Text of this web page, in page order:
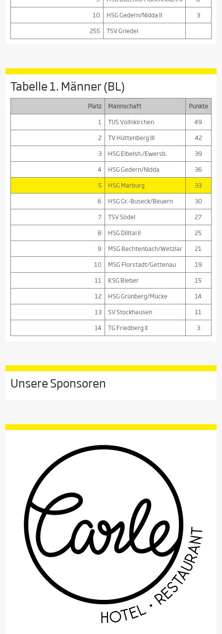
10
HSG Gedern/Nidda II
3
255
TSV Griedel
Tabelle 1. Männer (BL)
Platz Mannschaft
Punkte
1
TUS Vollnkirchen
49
2
TV Hüttenberg III
42
3
HSG Eibelsh./Ewersb.
39
4
HSG Gedern/Nidda
36
5
HSG Marburg
33
6
HSG Gr.-Buseck/Beuern
30
7
TSV Södel
27
8
HSG Dilltal II
25
9
MSG Rechtenbach/Wetzlar
21
10
MSG Florstadt/Gettenau
19
11
KSG Bieber
15
12
HSG Grünberg/Mücke
14
13
SV Stockhausen
11
14
TG Friedberg II 3
Unsere Sponsoren